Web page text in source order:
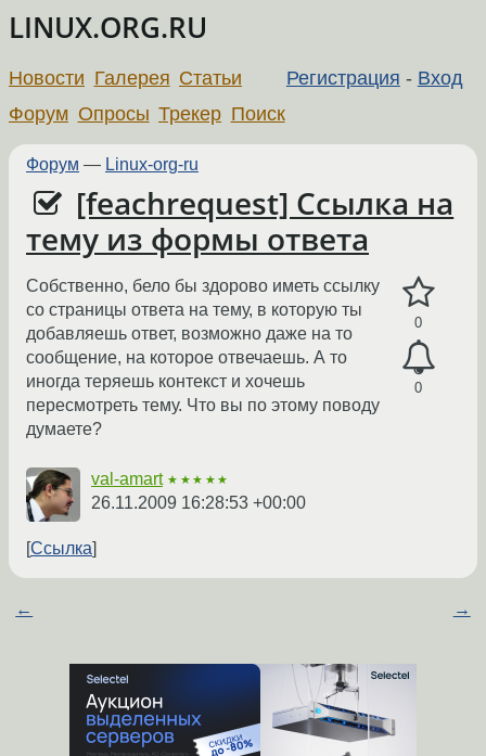
LINUX.ORG.RU
Регистрация - Вход
Новости Галерея Статьи
Форум Опросы Трекер Поиск
Форум — Linux-org-ru
[feachrequest] Ссылка на
тему из формы ответа
0
0
Собственно, бело бы здорово иметь ссылку
со страницы ответа на тему, в которую ты
добавляешь ответ, возможно даже на то
сообщение, на которое отвечаешь. А то
иногда теряешь контекст и хочешь
пересмотреть тему. Что вы по этому поводу
думаете?
val-amart ★★★★★
26.11.2009 16:28:53 +00:00
Ссылка
← →